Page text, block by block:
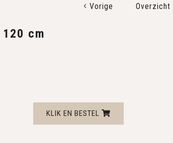
Vorige Overzicht
cm
KLIK EN BESTEL